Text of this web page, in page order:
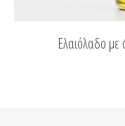
Ελαιόλαδο